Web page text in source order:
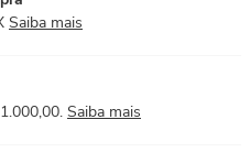
Saiba mais
Saiba mais